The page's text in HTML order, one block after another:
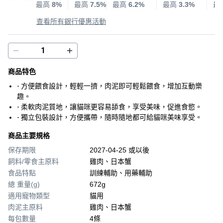
最高 8% 最高 7.5% 最高 6.2% 最高 3.3% 最
查看所有銀行優惠活動
商品特色
- 方便餵食設計，輕輕一擠，肉泥即可輕鬆餵食，增加互動樂
趣。
- 柔軟肉泥質地，讓貓咪更容易舔食，享受美味，促進食慾。
- 獨立包裝設計，方便攜帶，隨時隨地都可給貓咪美味享受。
商品主要規格
保存期限
2027-04-25 或以後
飼料/零食主原料
雞肉、日本蟹
食品特點
訓練輔助、用藥輔助
總 重量(g)
672g
適用寵物類型
貓用
肉泥主原料
雞肉、日本蟹
每包數量
4條